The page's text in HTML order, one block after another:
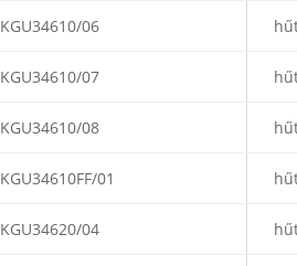
KGU34610/06
KGU34610/07
KGU34610/08
KGU34610FF/01
KGU34620/04